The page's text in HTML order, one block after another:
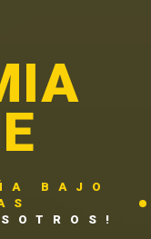
BAJO